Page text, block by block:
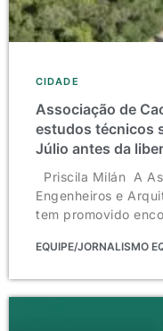
CIDADE
Associação de
estudos técnicos
Júlio antes da
Priscila Milán A
Engenheiros e
tem promovido
EQUIPE/JORNALISMO